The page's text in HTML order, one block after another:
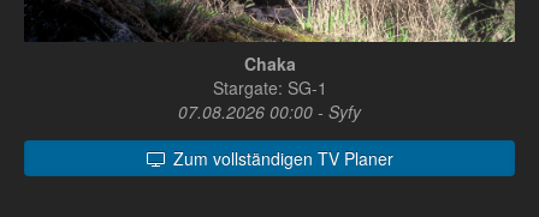
Chaka
Stargate: SG-1
07.08.2026 00:00 - Syfy
Zum vollständigen TV Planer